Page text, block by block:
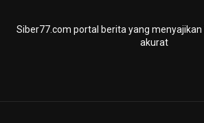
Siber77.com portal berita yang
akurat